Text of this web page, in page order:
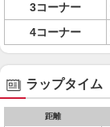
3コーナー
4コーナー
ラップタイム
距離